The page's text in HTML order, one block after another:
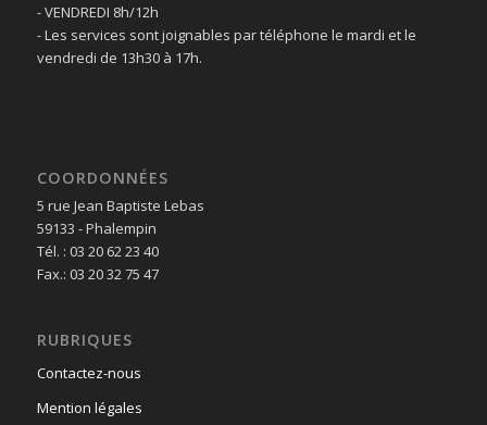
- VENDREDI 8h/12h
- Les services sont joignables par téléphone le mardi et le
vendredi de 13h30 à 17h.
COORDONNÉES
5 rue Jean Baptiste Lebas
59133 - Phalempin
Tél. : 03 20 62 23 40
Fax.: 03 20 32 75 47
RUBRIQUES
Contactez-nous
Mention légales